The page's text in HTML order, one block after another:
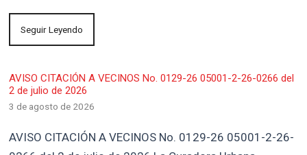
Seguir Leyendo
AVISO CITACIÓN A VECINOS No. 0129-26 05001-2-26-0266 del
2 de julio de 2026
3 de agosto de 2026
AVISO CITACIÓN A VECINOS No. 0129-26 05001-2-26-